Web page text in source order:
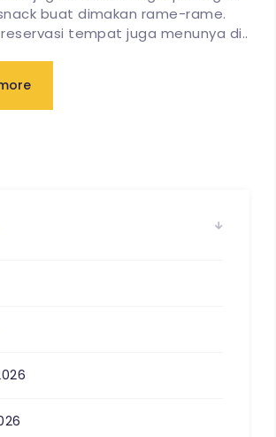
buat dimakan rame-rame.
tempat juga menunya di..